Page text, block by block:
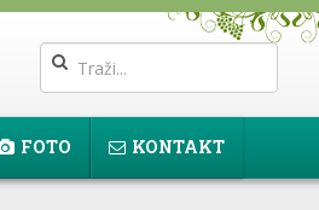
FOTO KONTAKT